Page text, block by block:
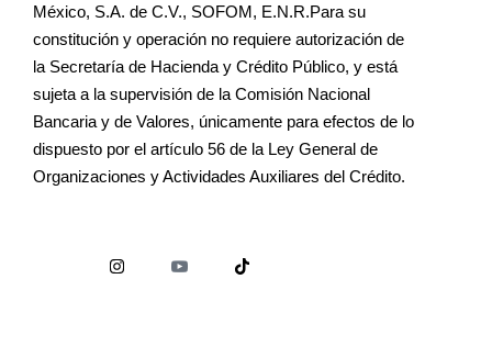
México, S.A. de C.V., SOFOM, E.N.R.Para su
constitución y operación no requiere autorización de
la Secretaría de Hacienda y Crédito Público, y está
sujeta a la supervisión de la Comisión Nacional
Bancaria y de Valores, únicamente para efectos de lo
dispuesto por el artículo 56 de la Ley General de
Organizaciones y Actividades Auxiliares del Crédito.